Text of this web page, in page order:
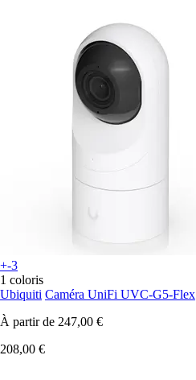
+-3
1 coloris
Ubiquiti Caméra UniFi UVC-G5-Flex
À partir de 247,00 €
208,00 €